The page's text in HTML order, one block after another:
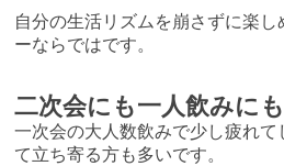
自分の生活リズムを崩さずに楽
ーならではです。
二次会にも一人飲みに
一次会の大人数飲みで少し疲れて
て立ち寄る方も多いです。